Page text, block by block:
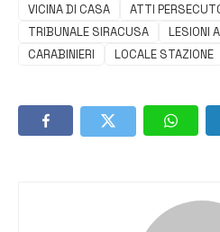
VICINA DI CASA
ATTI
TRIBUNALE SIRACUSA
LESIONI
CARABINIERI
LOCALE STAZIONE